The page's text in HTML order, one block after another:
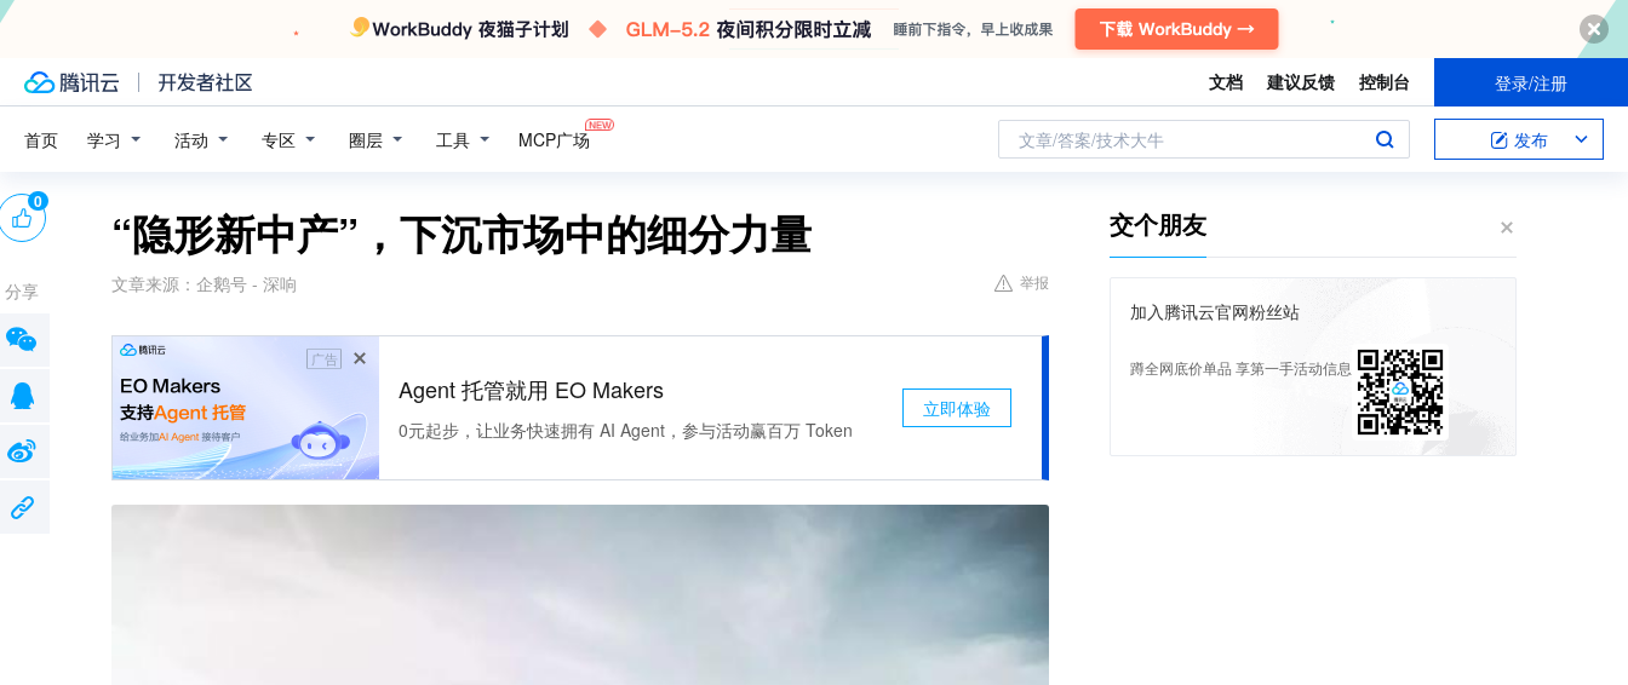
文档 建议反馈 控制台 登录/注册
首页 学习 活动 专区 圈层 工具 MCP广场 文章/答案/技术大牛 发布
“隐形新中产”，下沉市场中的细分力量
文章来源： 企鹅号 - 深响 举报
广告
Agent 托管就用 EO Makers
0元起步，让业务快速拥有 AI Agent，参与活动赢百万 Token
立即体验
0
分享
交个朋友
加入腾讯云官网粉丝站
蹲全网底价单品 享第一手活动信息